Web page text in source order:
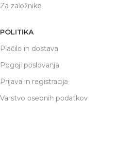
Za založnike
POLITIKA
Plačilo in dostava
Pogoji poslovanja
Prijava in registracija
Varstvo osebnih podatkov